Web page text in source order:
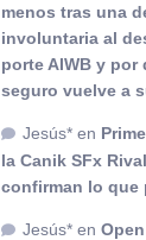
menos tras una
involuntaria al
porte AIWB y por
seguro vuelve a
Jesús* en
la Canik SFx
confirman lo que
Jesús* en